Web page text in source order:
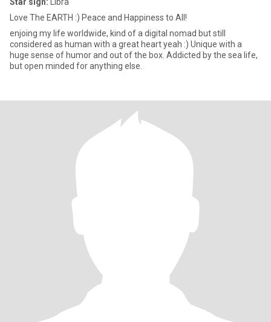
Love The EARTH :) Peace and Happiness to All!
enjoing my life worldwide, kind of a digital nomad but still
considered as human with a great heart yeah :) Unique with a
huge sense of humor and out of the box. Addicted by the sea life,
but open minded for anything else.